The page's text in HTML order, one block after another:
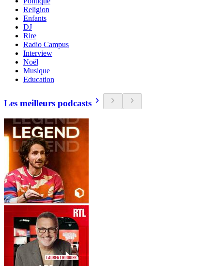
Religion
Enfants
DJ
Rire
Radio Campus
Interview
Noël
Musique
Education
Les meilleurs podcasts